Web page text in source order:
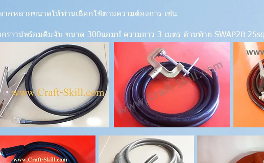
ากหลายขนาดให้ท่านเลือกใช้ตามความต้องการ เช่น
กราวน์พร้อมคีมจับ ขนาด 300แอมป์ ความยาว 3 เมตร ด้านท้าย SWAP2B